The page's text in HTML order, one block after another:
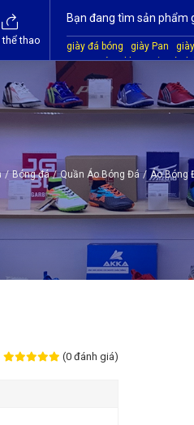
thao
giày đá bóng giày Pan
Mitre
giày Akka quần áo
/ Bóng đá / Quần Áo Bóng Đá / Áo Bóng
(0 đánh giá)